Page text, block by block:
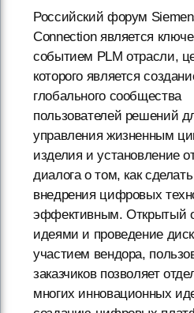
Российский форум
Connection является
событием PLM отрасли,
которого является
глобального сообщества
пользователей решений
управления жизненным
изделия и установление
диалога о том, как
внедрения цифровых
эффективным. Открытый
идеями и проведение
участием вендора,
заказчиков позволяет
многих инновационных